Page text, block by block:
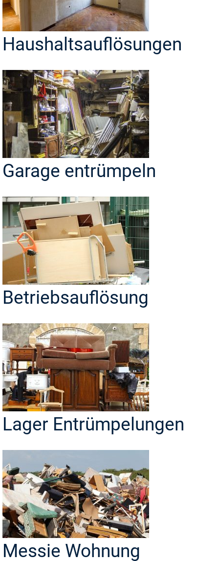
Haushaltsauflösungen
Garage entrümpeln
Betriebsauflösung
Lager Entrümpelungen
Messie Wohnung